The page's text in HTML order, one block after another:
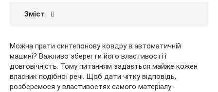
Зміст
Можна прати синтепонову ковдру в автоматичній
машині? Важливо зберегти його властивості і
довговічність. Тому питанням задається майже кожен
власник подібної речі. Щоб дати чітку відповідь,
розберемося у властивостях самого матеріалу-